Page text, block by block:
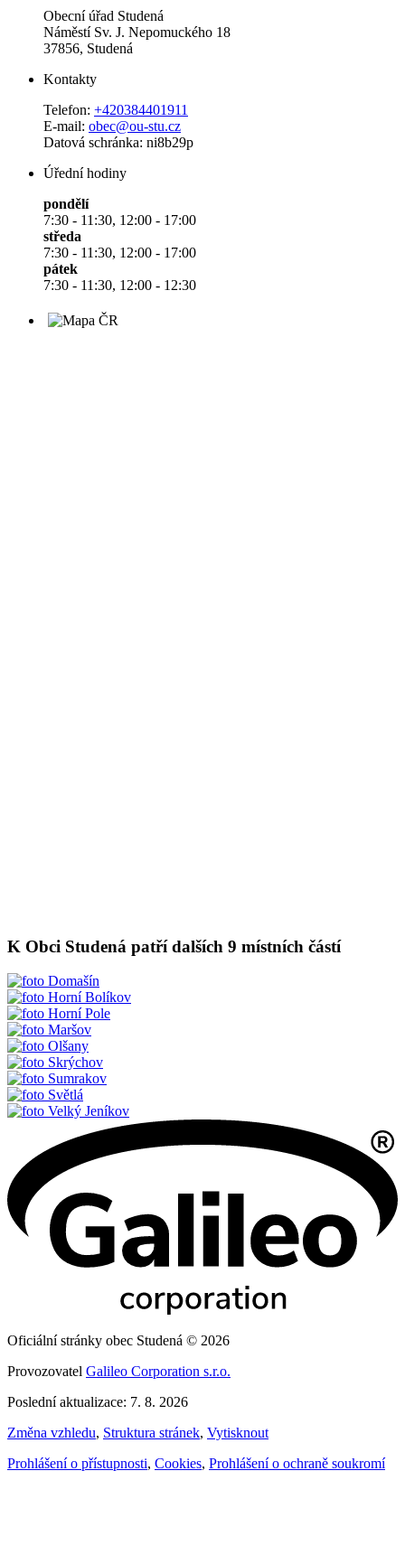
Obecní úřad Studená
Náměstí Sv. J. Nepomuckého 18
37856, Studená
Kontakty
Telefon: +420384401911
E-mail: obec@ou-stu.cz
Datová schránka: ni8b29p
Úřední hodiny
pondělí
7:30 - 11:30, 12:00 - 17:00
středa
7:30 - 11:30, 12:00 - 17:00
pátek
7:30 - 11:30, 12:00 - 12:30
K Obci Studená patří dalších 9 místních částí
Domašín
Horní Bolíkov
Horní Pole
Maršov
Olšany
Skrýchov
Sumrakov
Světlá
Velký Jeníkov
Oficiální stránky obec Studená © 2026
Provozovatel Galileo Corporation s.r.o.
Poslední aktualizace: 7. 8. 2026
Změna vzhledu, Struktura stránek, Vytisknout
Prohlášení o přístupnosti, Cookies, Prohlášení o ochraně soukromí